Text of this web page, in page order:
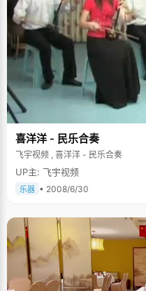
喜洋洋 - 民乐合奏
飞宇视频 , 喜洋洋 - 民乐合奏
UP主: 飞宇视频
乐器 • 2008/6/30